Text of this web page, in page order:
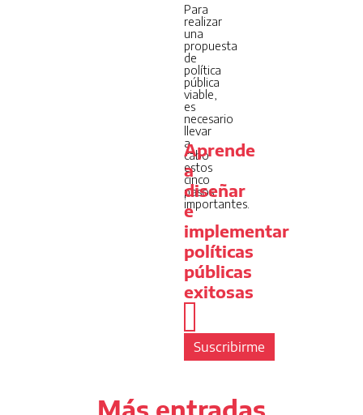
Para
realizar
una
propuesta
de
política
pública
viable,
es
necesario
llevar
a
cabo
estos
cinco
pasos
importantes.
Aprende
a
diseñar
e
implementar
políticas
públicas
exitosas
Suscribirme